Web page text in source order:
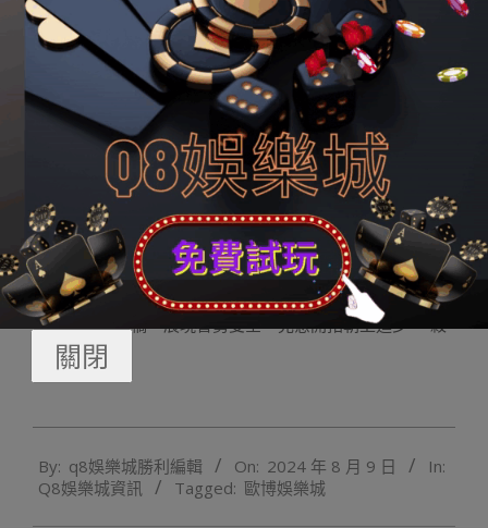
完不成的使命，不信賴有征服不了的堅苦，不信賴有克服
不了的敵人”，僵持“你打你的，我打我的”，取長補短，按
照本身設備特色以及作戰能力確定打法。實施輪番作戰、
輪換作戰目的，創作發明了“零敲牛皮糖”等新戰術，成立起
打不爛、炸不停的鋼鐵運輸線，創作發明了依賴劣勢設備
打贏當代戰役的一系列新經驗、新戰術、新戰法，把機動
天真的計策戰術施展得極絕描寫。中華平易近族巨大再
起，絕不是微微松松、敲鑼打鼓就能完成的，完成巨大幻
想必須舉行巨大奮斗。在進步階梯上咱們面臨的危害磨練
只會愈來愈偉大，甚至會碰著弗成思議的驚濤駭浪。面對
來自各方面的危害挑釁，面對各類阻力壓力，咱們要逢山
開路、遇水架橋，展現智勇雙全、克意開拓朝上進步，“殺
出一條血路”！
08-
09
By: q8娛樂城勝利編輯 On: 2024 年 8 月 9 日
In:
Q8娛樂城資訊
Tagged: 歐博娛樂城
關閉